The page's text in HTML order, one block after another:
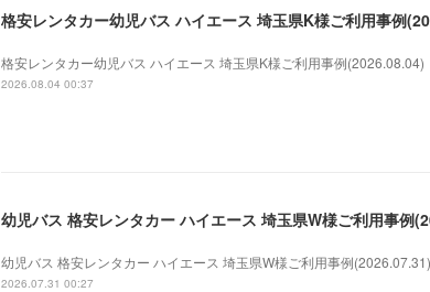
格安レンタカー幼児バス ハイエース 埼玉県K様ご利用事例
格安レンタカー幼児バス ハイエース 埼玉県K様ご利用事例(2026.08.04)
2026.08.04 00:37
幼児バス 格安レンタカー ハイエース 埼玉県W様ご利用事例
幼児バス 格安レンタカー ハイエース 埼玉県W様ご利用事例(2026.07.31)
2026.07.31 00:27